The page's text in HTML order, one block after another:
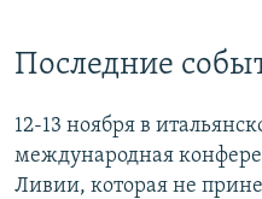
​Последние
12-13 ноября в
международная
Ливии, которая не